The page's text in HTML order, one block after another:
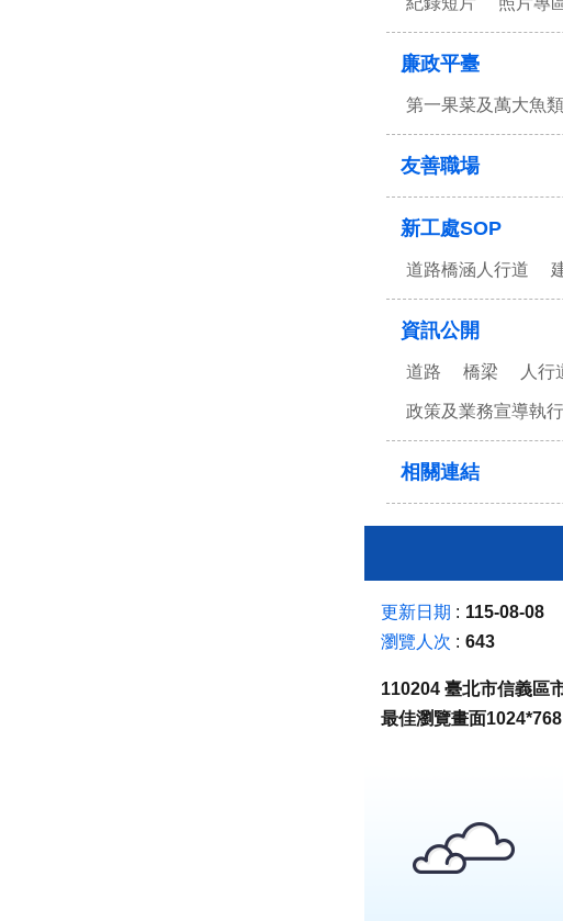
廉政平臺
第一果菜及萬大魚
友善職場
新工處SOP
道路橋涵人行道
資訊公開
道路 橋梁 人行
政策及業務宣導執
相關連結
更新日期
115-08-08
瀏覽人次
643
110204 臺北市信義區
最佳瀏覽畫面